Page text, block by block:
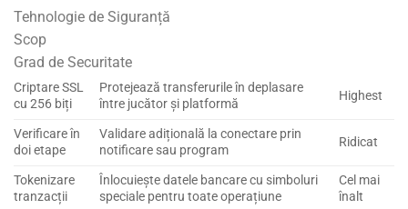
Tehnologie de Siguranță
Scop
Grad de Securitate
Criptare SSL
cu 256 biți
Protejează transferurile în deplasare
între jucător și platformă
Highest
Verificare în
doi etape
Validare adițională la conectare prin
notificare sau program
Ridicat
Tokenizare
tranzacții
Înlocuiește datele bancare cu simboluri
speciale pentru toate operațiune
Cel mai
înalt